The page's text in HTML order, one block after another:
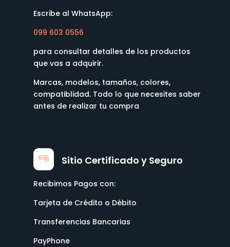
Escribe al WhatsApp:
099 603 0556
para consultar detalles de los productos
que vas a adquirir.
Marcas, modelos, tamaños, colores,
compatiblidad. Todo lo que necesites saber
antes de realizar tu compra
Sitio Certificado y Seguro
Recibimos Pagos con:
Tarjeta de Crédito o Débito
Transferencias Bancarias
PayPhone